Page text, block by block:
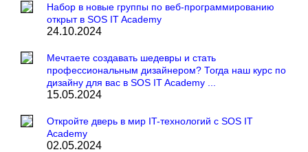
Набор в новые группы по веб-программированию
открыт в SOS IT Academy
24.10.2024
Мечтаете создавать шедевры и стать
профессиональным дизайнером? Тогда наш курс по
дизайну для вас в SOS IT Academy ...
15.05.2024
Откройте дверь в мир IT-технологий с SOS IT
Academy
02.05.2024